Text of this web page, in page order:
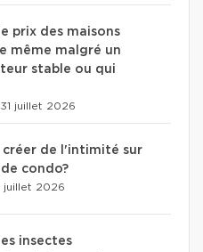
prix des maisons
même malgré un
stable ou qui
31 juillet 2026
créer de l'intimité sur
condo?
juillet 2026
insectes